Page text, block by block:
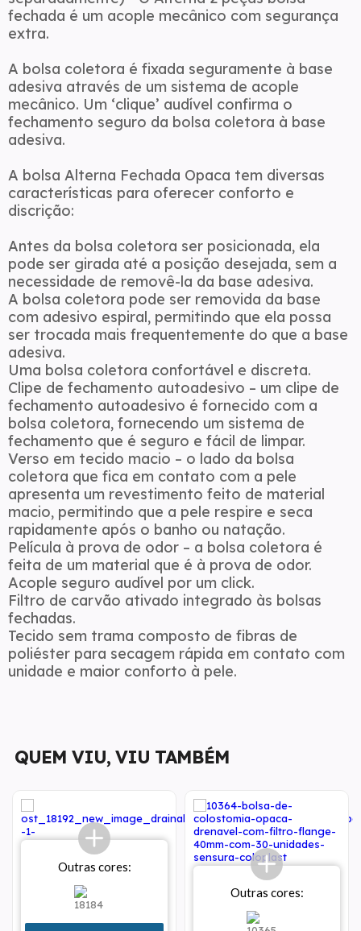
fechada é um acople mecânico com segurança
extra.
A bolsa coletora é fixada seguramente à base
adesiva através de um sistema de acople
mecânico. Um ‘clique’ audível confirma o
fechamento seguro da bolsa coletora à base
adesiva.
A bolsa Alterna Fechada Opaca tem diversas
características para oferecer conforto e
discrição:
Antes da bolsa coletora ser posicionada, ela
pode ser girada até a posição desejada, sem a
necessidade de removê-la da base adesiva.
A bolsa coletora pode ser removida da base
com adesivo espiral, permitindo que ela possa
ser trocada mais frequentemente do que a base
adesiva.
Uma bolsa coletora confortável e discreta.
Clipe de fechamento autoadesivo – um clipe de
fechamento autoadesivo é fornecido com a
bolsa coletora, fornecendo um sistema de
fechamento que é seguro e fácil de limpar.
Verso em tecido macio – o lado da bolsa
coletora que fica em contato com a pele
apresenta um revestimento feito de material
macio, permitindo que a pele respire e seca
rapidamente após o banho ou natação.
Película à prova de odor – a bolsa coletora é
feita de um material que é à prova de odor.
Acople seguro audível por um click.
Filtro de carvão ativado integrado às bolsas
fechadas.
Tecido sem trama composto de fibras de
poliéster para secagem rápida em contato com
unidade e maior conforto à pele.
QUEM VIU, VIU TAMBÉM
Outras cores:
Outras cores: